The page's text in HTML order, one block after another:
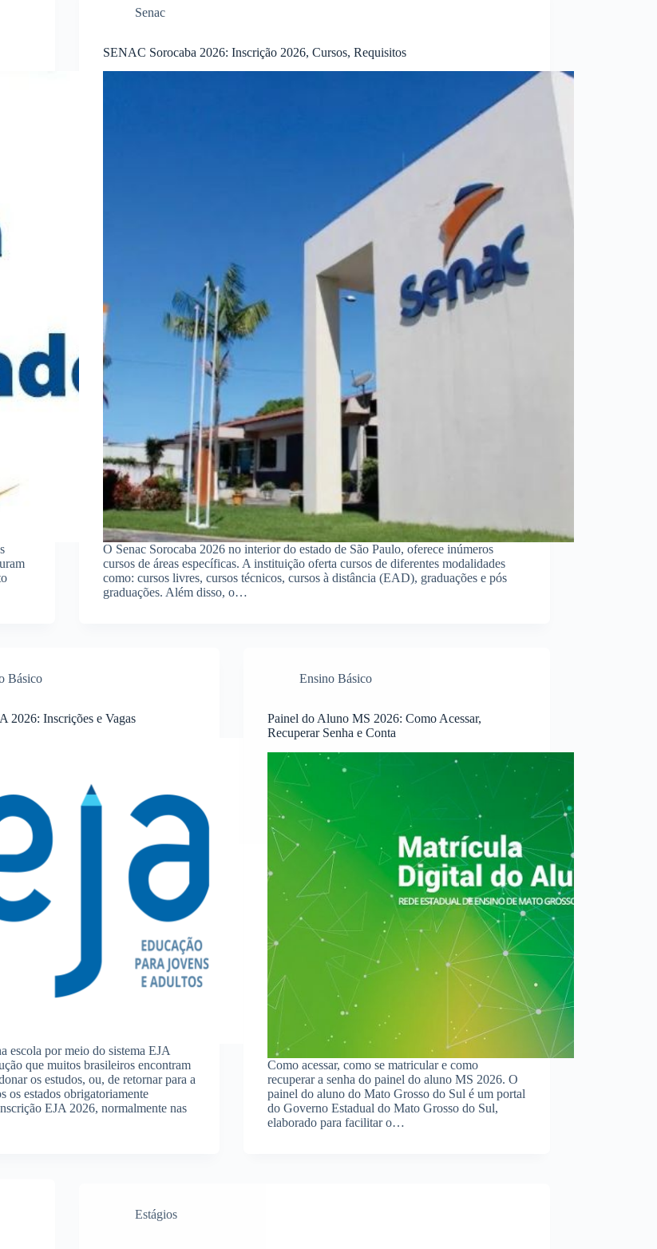
Senac
SENAC Sorocaba 2026: Inscrição 2026, Cursos, Requisitos
O Senac Sorocaba 2026 no interior do estado de São Paulo, oferece inúmeros
cursos de áreas específicas. A instituição oferta cursos de diferentes modalidades
como: cursos livres, cursos técnicos, cursos à distância (EAD), graduações e pós
graduações. Além disso, o…
Básico
2026: Inscrições e Vagas
escola por meio do sistema EJA
que muitos brasileiros encontram
os estudos, ou, de retornar para a
os estados obrigatoriamente
EJA 2026, normalmente nas
Ensino Básico
Painel do Aluno MS 2026: Como Acessar,
Recuperar Senha e Conta
Como acessar, como se matricular e como
recuperar a senha do painel do aluno MS 2026. O
painel do aluno do Mato Grosso do Sul é um portal
do Governo Estadual do Mato Grosso do Sul,
elaborado para facilitar o…
Estágios